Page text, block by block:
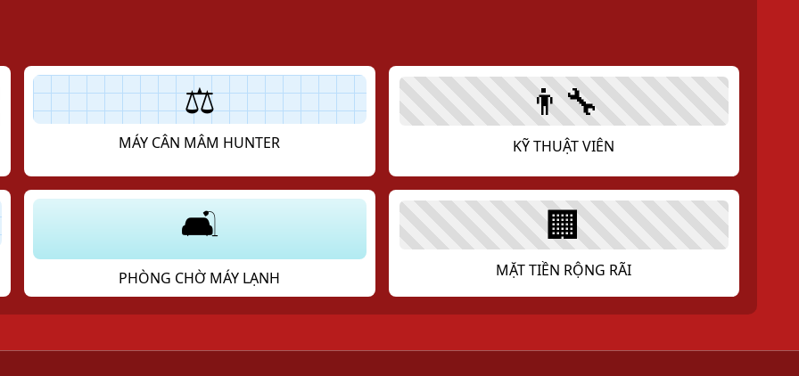
⚖️
MÁY CÂN MÂM HUNTER
👨‍🔧
KỸ THUẬT VIÊN
🛋️
PHÒNG CHỜ MÁY LẠNH
🏢
MẶT TIỀN RỘNG RÃI
0931 555 998 - 0989 312 998 - 0911 077 998- Email:thegioivoxevnbg@gmail.com
Copyright © CÔNG TY TNHH THẾ GIỚI VỎ XE.VNBG. All Rights Reserved.